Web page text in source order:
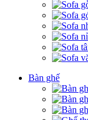
Bàn ghế